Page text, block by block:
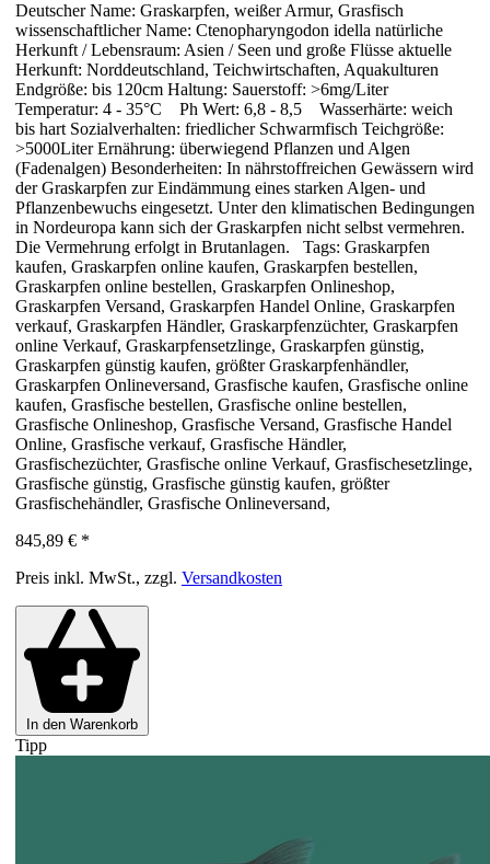
Deutscher Name: Graskarpfen, weißer Armur, Grasfisch
wissenschaftlicher Name: Ctenopharyngodon idella natürliche
Herkunft / Lebensraum: Asien / Seen und große Flüsse aktuelle
Herkunft: Norddeutschland, Teichwirtschaften, Aquakulturen
Endgröße: bis 120cm Haltung: Sauerstoff: >6mg/Liter
Temperatur: 4 - 35°C Ph Wert: 6,8 - 8,5 Wasserhärte: weich
bis hart Sozialverhalten: friedlicher Schwarmfisch Teichgröße:
>5000Liter Ernährung: überwiegend Pflanzen und Algen
(Fadenalgen) Besonderheiten: In nährstoffreichen Gewässern wird
der Graskarpfen zur Eindämmung eines starken Algen- und
Pflanzenbewuchs eingesetzt. Unter den klimatischen Bedingungen
in Nordeuropa kann sich der Graskarpfen nicht selbst vermehren.
Die Vermehrung erfolgt in Brutanlagen. Tags: Graskarpfen
kaufen, Graskarpfen online kaufen, Graskarpfen bestellen,
Graskarpfen online bestellen, Graskarpfen Onlineshop,
Graskarpfen Versand, Graskarpfen Handel Online, Graskarpfen
verkauf, Graskarpfen Händler, Graskarpfenzüchter, Graskarpfen
online Verkauf, Graskarpfensetzlinge, Graskarpfen günstig,
Graskarpfen günstig kaufen, größter Graskarpfenhändler,
Graskarpfen Onlineversand, Grasfische kaufen, Grasfische online
kaufen, Grasfische bestellen, Grasfische online bestellen,
Grasfische Onlineshop, Grasfische Versand, Grasfische Handel
Online, Grasfische verkauf, Grasfische Händler,
Grasfischezüchter, Grasfische online Verkauf, Grasfischesetzlinge,
Grasfische günstig, Grasfische günstig kaufen, größter
Grasfischehändler, Grasfische Onlineversand,
845,89 € *
Preis inkl. MwSt., zzgl. Versandkosten
In den Warenkorb
Tipp